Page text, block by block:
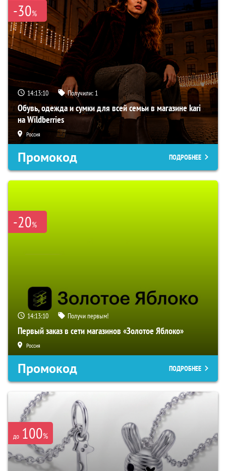
-30%
14:13:09 Получили: 1
Обувь, одежда и сумки для всей семьи в магазине kari
на Wildberries
Россия
Промокод ПОДРОБНЕЕ
-20%
14:13:09 Получи первым!
Первый заказ в сети магазинов «Золотое Яблоко»
Россия
Промокод ПОДРОБНЕЕ
до 100%